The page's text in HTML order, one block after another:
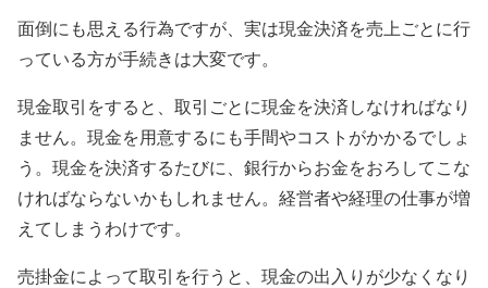
面倒にも思える行為ですが、実は現金決済を売上ごとに行
っている方が手続きは大変です。
現金取引をすると、取引ごとに現金を決済しなければなり
ません。現金を用意するにも手間やコストがかかるでしょ
う。現金を決済するたびに、銀行からお金をおろしてこな
ければならないかもしれません。経営者や経理の仕事が増
えてしまうわけです。
売掛金によって取引を行うと、現金の出入りが少なくなり